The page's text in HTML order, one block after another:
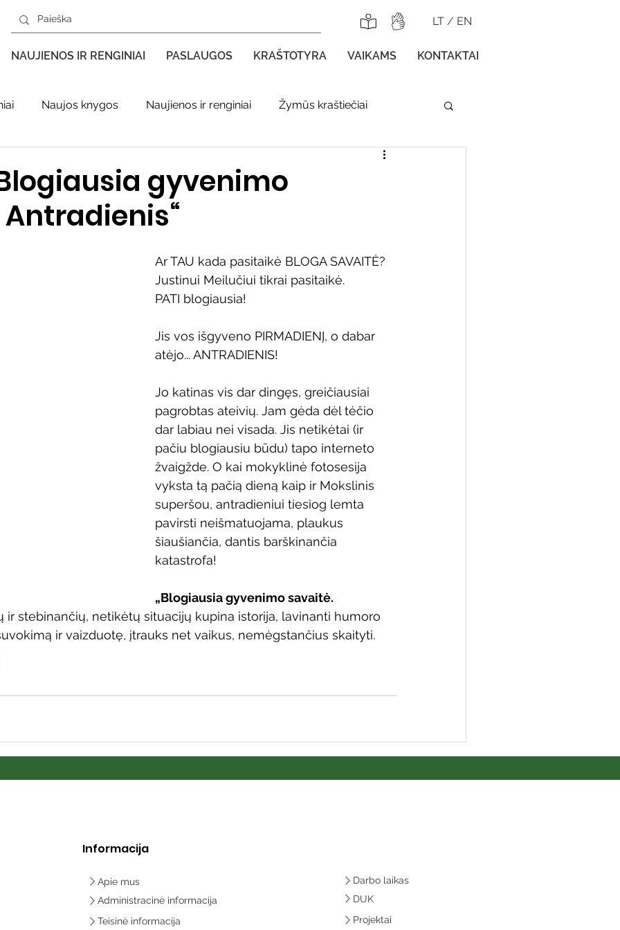
LT / EN
NAUJIENOS IR RENGINIAI PASLAUGOS KRAŠTOTYRA VAIKAMS KONTAKTAI
Naujos knygos Naujienos ir renginiai Žymūs kraštiečiai
Kilnojamos parodos
Adolfo Ramanausko–Vanago premija
Literatų klubo veikla Naujos knygos vaikams
gyvenimo
Ar TAU kada pasitaikė BLOGA SAVAITĖ?
Justinui Meilučiui tikrai pasitaikė.
PATI blogiausia!
Jis vos išgyveno PIRMADIENĮ, o dabar
atėjo... ANTRADIENIS!
Jo katinas vis dar dingęs, greičiausiai
pagrobtas ateivių. Jam gėda dėl tėčio
dar labiau nei visada. Jis netikėtai (ir
pačiu blogiausiu būdu) tapo interneto
žvaigžde. O kai mokyklinė fotosesija
vyksta tą pačią dieną kaip ir Mokslinis
superšou, antradieniui tiesiog lemta
pavirsti neišmatuojama, plaukus
šiaušiančia, dantis barškinančia
katastrofa!
„Blogiausia gyvenimo savaitė.
ir stebinančių, netikėtų situacijų kupina istorija, lavinanti humoro
ir vaizduotę, įtrauks net vaikus, nemėgstančius skaityti.
Informacija
Apie mus
Administracinė informacija
Teisinė informacija
Darbo laikas
DUK
Projektai